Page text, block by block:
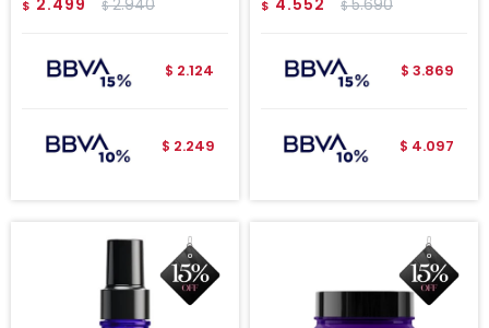
$ 2.499 $2.940
$ 2.124
$ 2.249
$ 4.552 $5.690
$ 3.869
$ 4.097